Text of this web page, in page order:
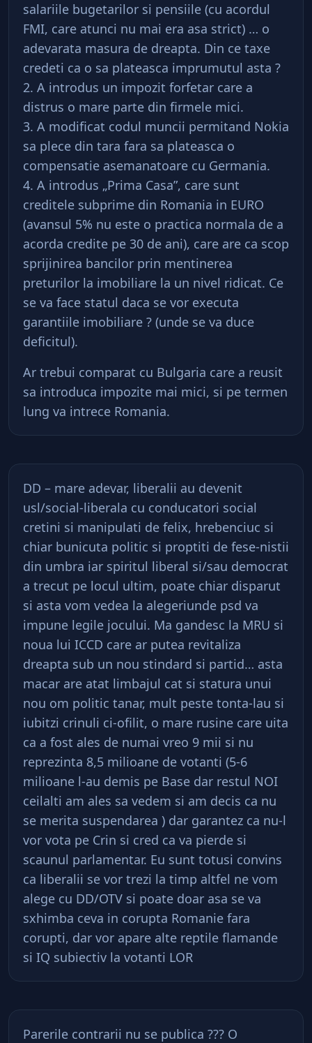
salariile bugetarilor si pensiile (cu acordul
FMI, care atunci nu mai era asa strict) … o
adevarata masura de dreapta. Din ce taxe
credeti ca o sa plateasca imprumutul asta ?
2. A introdus un impozit forfetar care a
distrus o mare parte din firmele mici.
3. A modificat codul muncii permitand Nokia
sa plece din tara fara sa plateasca o
compensatie asemanatoare cu Germania.
4. A introdus „Prima Casa”, care sunt
creditele subprime din Romania in EURO
(avansul 5% nu este o practica normala de a
acorda credite pe 30 de ani), care are ca scop
sprijinirea bancilor prin mentinerea
preturilor la imobiliare la un nivel ridicat. Ce
se va face statul daca se vor executa
garantiile imobiliare ? (unde se va duce
deficitul).
Ar trebui comparat cu Bulgaria care a reusit
sa introduca impozite mai mici, si pe termen
lung va intrece Romania.
DD – mare adevar, liberalii au devenit
usl/social-liberala cu conducatori social
cretini si manipulati de felix, hrebenciuc si
chiar bunicuta politic si proptiti de fese-nistii
din umbra iar spiritul liberal si/sau democrat
a trecut pe locul ultim, poate chiar disparut
si asta vom vedea la alegeriunde psd va
impune legile jocului. Ma gandesc la MRU si
noua lui ICCD care ar putea revitaliza
dreapta sub un nou stindard si partid… asta
macar are atat limbajul cat si statura unui
nou om politic tanar, mult peste tonta-lau si
iubitzi crinuli ci-ofilit, o mare rusine care uita
ca a fost ales de numai vreo 9 mii si nu
reprezinta 8,5 milioane de votanti (5-6
milioane l-au demis pe Base dar restul NOI
ceilalti am ales sa vedem si am decis ca nu
se merita suspendarea ) dar garantez ca nu-l
vor vota pe Crin si cred ca va pierde si
scaunul parlamentar. Eu sunt totusi convins
ca liberalii se vor trezi la timp altfel ne vom
alege cu DD/OTV si poate doar asa se va
sxhimba ceva in corupta Romanie fara
corupti, dar vor apare alte reptile flamande
si IQ subiectiv la votanti LOR
Parerile contrarii nu se publica ??? O